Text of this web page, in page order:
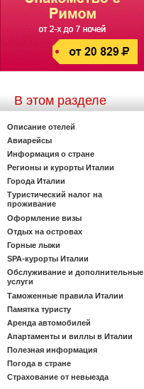
В этом разделе
Описание отелей
Авиарейсы
Информация о стране
Регионы и курорты Италии
Города Италии
Туристический налог на
проживание
Оформление визы
Отдых на островах
Горные лыжи
SPA-курорты Италии
Обслуживание и дополнительные
услуги
Таможенные правила Италии
Памятка туристу
Аренда автомобилей
Апартаменты и виллы в Италии
Полезная информация
Погода в стране
Страхование от невыезда